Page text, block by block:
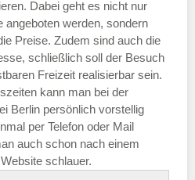
Dabei geht es nicht nur
angeboten werden, sondern
Preise. Zudem sind auch die
schließlich soll der Besuch
Freizeit realisierbar sein.
kann man bei der
Berlin persönlich vorstellig
per Telefon oder Mail
auch schon nach einem
schlauer.